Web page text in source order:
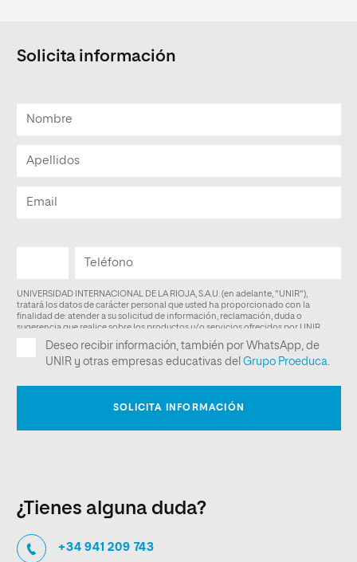
Solicita información
¿Tienes alguna duda?
+34 941 209 743